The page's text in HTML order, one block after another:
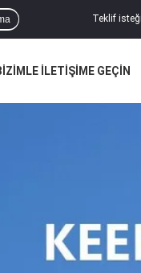
Teklif isteği
ILETIŞIME GEÇIN